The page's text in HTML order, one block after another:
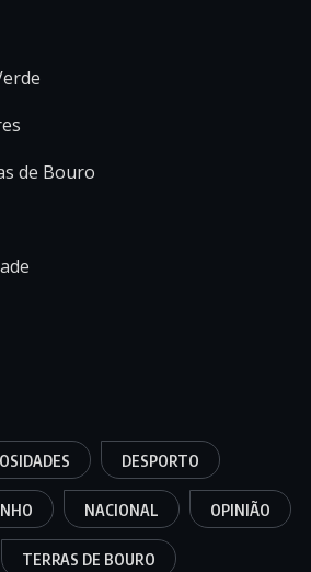
de Bouro
DESPORTO
NACIONAL OPINIÃO
TERRAS DE BOURO